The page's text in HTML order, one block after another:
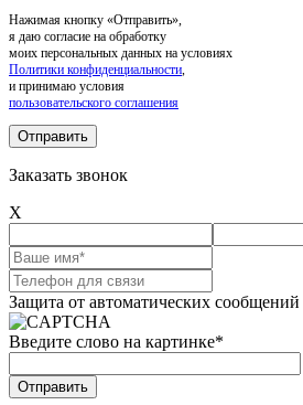
Нажимая кнопку «Отправить»,
я даю согласие на обработку
моих персональных данных на условиях
Политики конфиденциальности,
и принимаю условия
пользовательского соглашения
Заказать звонок
X
Защита от автоматических сообщений
Введите слово на картинке*